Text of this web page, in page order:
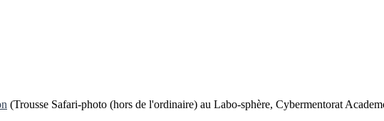
(Trousse Safari-photo (hors de l'ordinaire) au Labo-sphère, Cybermentorat